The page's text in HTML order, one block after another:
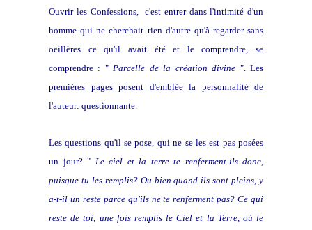
Ouvrir les Confessions, c'est entrer dans l'intimité d'un
homme qui ne cherchait rien d'autre qu'à regarder sans
oeillères ce qu'il avait été et le comprendre, se
comprendre : " Parcelle de la création divine ". Les
premières pages posent d'emblée la personnalité de
l'auteur: questionnante.
Les questions qu'il se pose, qui ne se les est pas posées
un jour? " Le ciel et la terre te renferment-ils donc,
puisque tu les remplis? Ou bien quand ils sont pleins, y
a-t-il un reste parce qu'ils ne te renferment pas? Ce qui
reste de toi, une fois remplis le Ciel et la Terre, où le